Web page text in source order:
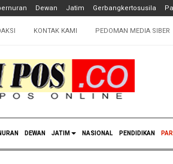
Dewan Jatim Gerbangkertosusila
KONTAK KAMI PEDOMAN MEDIA SIBER
DEWAN JATIM NASIONAL PENDIDIKAN